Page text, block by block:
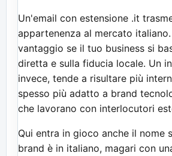
Un'email con estensione .it
appartenenza al mercato
vantaggio se il tuo business si
diretta e sulla fiducia locale. Un
invece, tende a risultare più
spesso più adatto a brand
che lavorano con interlocutori
Qui entra in gioco anche il nome
brand è in italiano, magari con